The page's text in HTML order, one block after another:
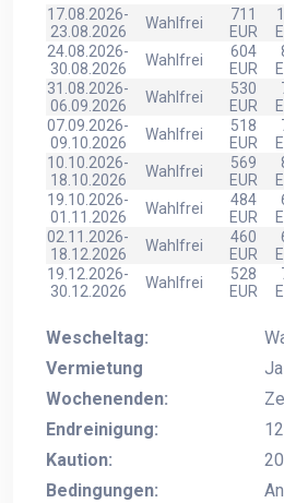
17.08.2026-
23.08.2026
Wahlfrei
711
EUR
24.08.2026-
30.08.2026
Wahlfrei
604
EUR
31.08.2026-
06.09.2026
Wahlfrei
530
EUR
07.09.2026-
09.10.2026
Wahlfrei
518
EUR
10.10.2026-
18.10.2026
Wahlfrei
569
EUR
19.10.2026-
01.11.2026
Wahlfrei
484
EUR
02.11.2026-
18.12.2026
Wahlfrei
460
EUR
19.12.2026-
30.12.2026
Wahlfrei
528
EUR
Wescheltag:
Vermietung
Wochenenden:
Endreinigung:
Kaution:
Bedingungen: